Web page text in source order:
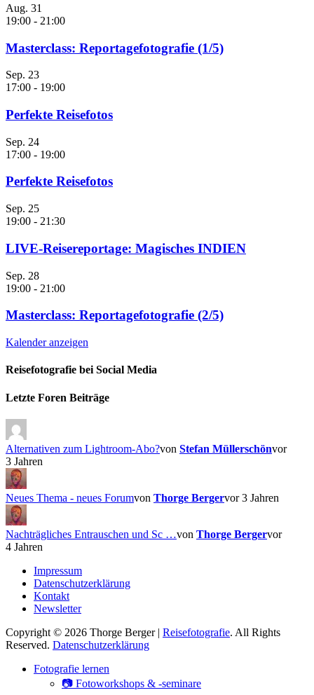
Aug. 31
19:00 - 21:00
Masterclass: Reportagefotografie (1/5)
Sep. 23
17:00 - 19:00
Perfekte Reisefotos
Sep. 24
17:00 - 19:00
Perfekte Reisefotos
Sep. 25
19:00 - 21:30
LIVE-Reisereportage: Magisches INDIEN
Sep. 28
19:00 - 21:00
Masterclass: Reportagefotografie (2/5)
Kalender anzeigen
Reisefotografie bei Social Media
Facebook
Vimeo
YouTube
Instagram
Letzte Foren Beiträge
Alternativen zum Lightroom-Abo?von Stefan Müllerschönvor
3 Jahren
Neues Thema - neues Forumvon Thorge Bergervor 3 Jahren
Nachträgliches Entrauschen und Sc …von Thorge Bergervor
4 Jahren
Impressum
Datenschutzerklärung
Kontakt
Newsletter
Copyright © 2026 Thorge Berger | Reisefotografie. All Rights
Reserved. Datenschutzerklärung
scrollenFotografie lernen
📷 Fotoworkshops & -seminare